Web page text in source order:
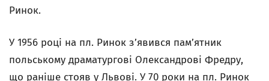
Ринок.
У 1956 році на пл. Ринок з’явився пам’ятник
польському драматургові Олександрові Фредру,
що раніше стояв у Львові. У 70 роки на пл. Ринок